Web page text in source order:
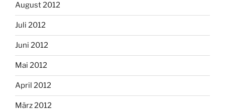
August 2012
Juli 2012
Juni 2012
Mai 2012
April 2012
März 2012